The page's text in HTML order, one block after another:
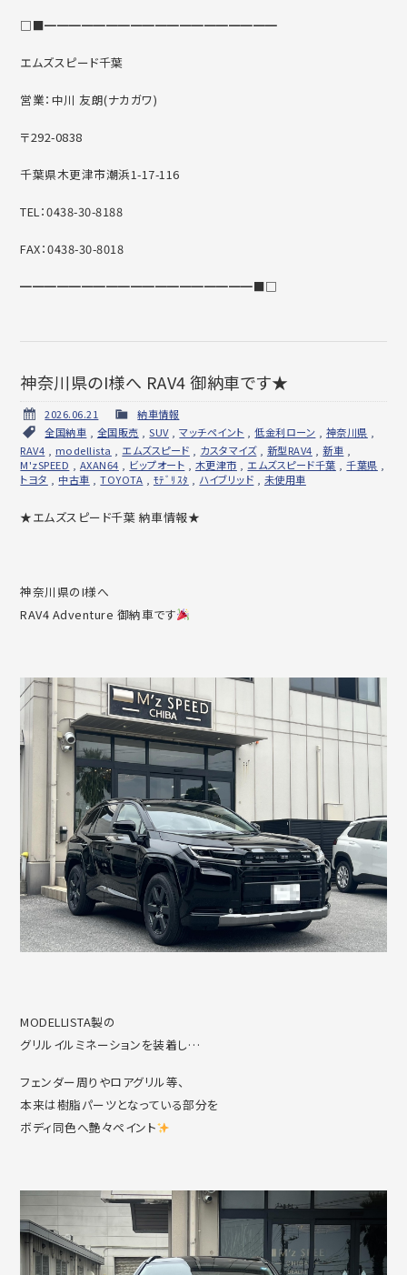
□■━━━━━━━━━━━━━━━━━━━
エムズスピード千葉
営業：中川 友朗(ナカガワ)
〒292-0838
千葉県木更津市潮浜1-17-116
TEL：0438-30-8188
FAX：0438-30-8018
━━━━━━━━━━━━━━━━━━━■□
神奈川県のI様へ RAV4 御納車です★
2026.06.21
納車情報
全国納車
全国販売 ,SUV,マッチペイント ,低金利ローン 神奈川県
RAV4
modellista エムズスピード カスタマイズ, 新型RAV4 ,新車
M'zSPEED
AXAN64 ビップオート 木更津市 エムズスピード千葉 ,千葉県
トヨタ
中古車 ,TOYOTA ﾓﾃﾞﾘｽﾀ ハイブリッド 未使用車
★エムズスピード千葉 納車情報★
神奈川県のI様へ
RAV4 Adventure 御納車です
MODELLISTA製の
グリルイルミネーションを装着し…
フェンダー周りやロアグリル等、
本来は樹脂パーツとなっている部分を
ボディ同色へ艶々ペイント